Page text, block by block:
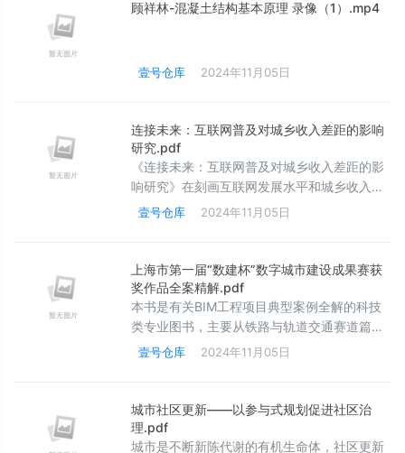
展与特征。本书既注重理论阐释，又注重实践
科的特色。每章结尾附有思考与练习部分，便
于读者核查验证自己对相关知识的掌握情况。
顾祥林-混凝土结构基本原理 录像（1）.mp4
壹号仓库 2024年11月05日
连接未来：互联网普及对城乡收入差距的影响
研究.pdf
《连接未来：互联网普及对城乡收入差距的影
响研究》在刻画互联网发展水平和城乡收入差
距演变轨迹的基础上，从劳动力转移视角就互
验，以及探讨由此带来的政策优化问题。本书
的创新性在于：为科学评价互联网普及对中国
城乡收入差距的作用效果贡献了一定的理论和
实证经验，为回答“数字鸿沟”还是“数字红利”问
题提供了几点思路。本书证实，互联网普
壹号仓库 2024年11月05日
上海市第一届“数建杯”数字城市建设成果赛获
奖作品全案精解.pdf
本书是有关BIM工程项目典型案例全解的科技
类专业图书，主要从铁路与轨道交通赛道篇、
基础设施赛道篇、房屋建筑设计赛道篇、房屋
公共建筑、商业项目和基础设施、轨道交通桥
梁以及数字平台建设等项目。配套软件也做了
详细介绍，包括图形引擎、设计管理协同、施
壹号仓库 2024年11月05日
城市社区更新——以参与式规划促进社区治
理.pdf
城市是不断新陈代谢的有机生命体，社区更新